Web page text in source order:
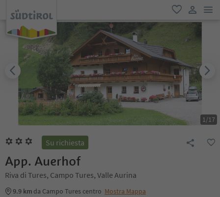
favoriti
user link
1/17
Su richiesta
App. Auerhof
Riva di Tures, Campo Tures, Valle Aurina
9.9 km da Campo Tures centro Mostra Mappa